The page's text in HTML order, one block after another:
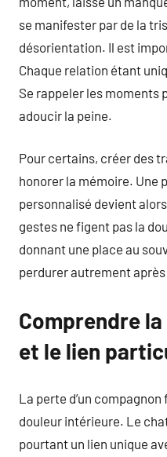
se manifester par de la
désorientation. Il est
Chaque relation étant
Se rappeler les moments
adoucir la peine.
Pour certains, créer des
honorer la mémoire. Une
personnalisé devient
gestes ne figent pas la
donnant une place au
perdurer autrement
Comprendre
et le lien
La perte d’un
douleur intérieure. Le
pourtant un lien unique